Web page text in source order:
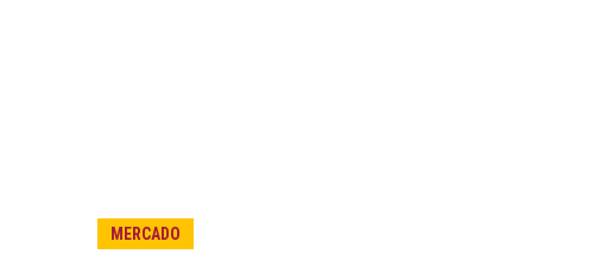
MERCADO